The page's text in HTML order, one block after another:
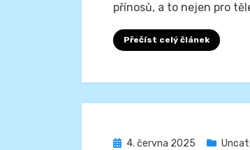
přínosů, a to nejen pro
Přečíst celý článek
Zveřejněno
4. června 2025